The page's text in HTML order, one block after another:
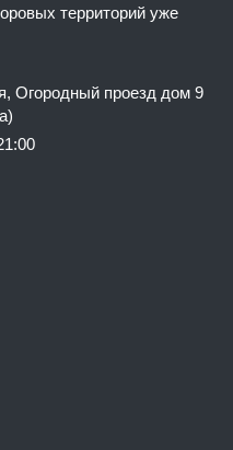
территорий уже
Огородный проезд дом 9